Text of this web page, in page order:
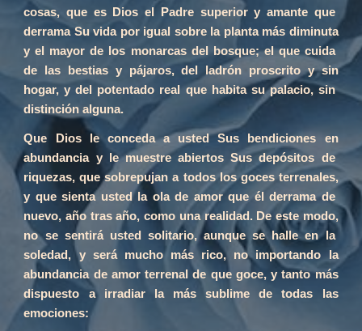
cosas, que es Dios el Padre superior y amante que
derrama Su vida por igual sobre la planta más diminuta
y el mayor de los monarcas del bosque; el que cuida
de las bestias y pájaros, del ladrón proscrito y sin
hogar, y del potentado real que habita su palacio, sin
distinción alguna.
Que Dios le conceda a usted Sus bendiciones en
abundancia y le muestre abiertos Sus depósitos de
riquezas, que sobrepujan a todos los goces terrenales,
y que sienta usted la ola de amor que él derrama de
nuevo, año tras año, como una realidad. De este modo,
no se sentirá usted solitario, aunque se halle en la
soledad, y será mucho más rico, no importando la
abundancia de amor terrenal de que goce, y tanto más
dispuesto a irradiar la más sublime de todas las
emociones: